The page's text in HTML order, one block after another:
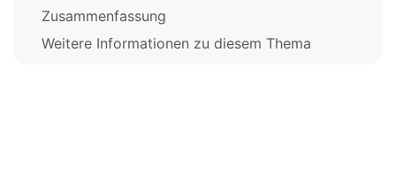
Zusammenfassung
Weitere Informationen zu diesem Thema